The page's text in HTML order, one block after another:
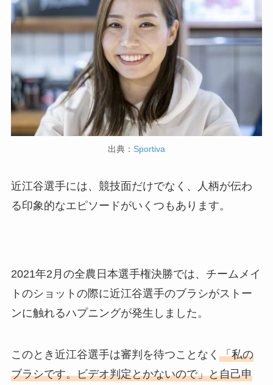
出典： Sportiva
近江谷選手には、競技面だけでなく、人柄が伝わ
る印象的なエピソードがいくつもあります。
2021年2月の全農日本選手権決勝では、チームメイ
トのショットの際に近江谷選手のブラシがストー
ンに触れるハプニングが発生しました。
このとき近江谷選手は審判を待つことなく 「私の
ブラシです。ビデオ判定とかないので」と自己申